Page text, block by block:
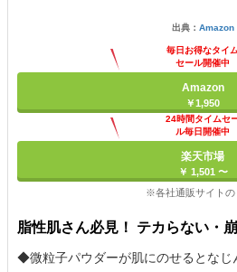
出典： Amazon
毎日お得なタイ
セール開催中
Amazon
￥1,950
24時間タイムセ
ル毎日開催中
楽天市場
￥ 1,501 〜
※各社通販サイトの
脂性肌さん必見！ テカらない・
◆微粒子パウダーが肌にのせるとなじ